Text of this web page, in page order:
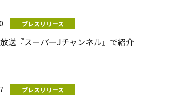
プレスリリース
送『スーパーJチャンネル』で紹介
プレスリリース